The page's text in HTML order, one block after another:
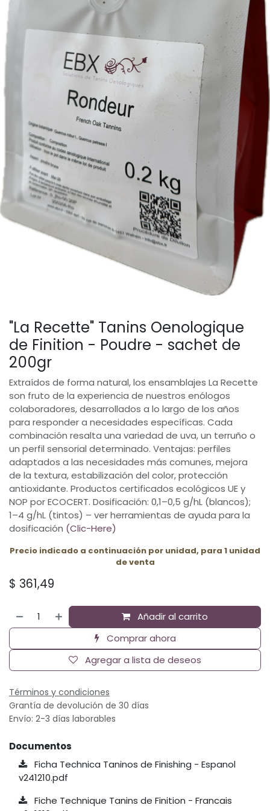
"La Recette" Tanins Oenologique
de Finition - Poudre - sachet de
200gr
Extraídos de forma natural, los ensamblajes La Recette
son fruto de la experiencia de nuestros enólogos
colaboradores, desarrollados a lo largo de los años
para responder a necesidades específicas. Cada
combinación resalta una variedad de uva, un terruño o
un perfil sensorial determinado. Ventajas: perfiles
adaptados a las necesidades más comunes, mejora
de la textura, estabilización del color, protección
antioxidante. Productos certificados ecológicos UE y
NOP por ECOCERT. Dosificación: 0,1–0,5 g/hL (blancos);
1–4 g/hL (tintos) – ver herramientas de ayuda para la
dosificación (Clic-Here)
Precio indicado a continuación por unidad, para 1 unidad
de venta
$ 361,49
Añadir al carrito
Comprar ahora
Agregar a lista de deseos
Términos y condiciones
Grantía de devolución de 30 días
Envío: 2-3 días laborables
Documentos
Ficha Technica Taninos de Finishing - Espanol
v241210.pdf
Fiche Technique Tanins de Finition - Francais